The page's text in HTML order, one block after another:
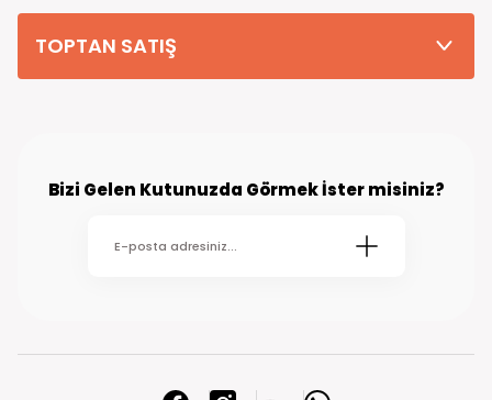
TOPTAN SATIŞ
Bizi Gelen Kutunuzda Görmek İster misiniz?